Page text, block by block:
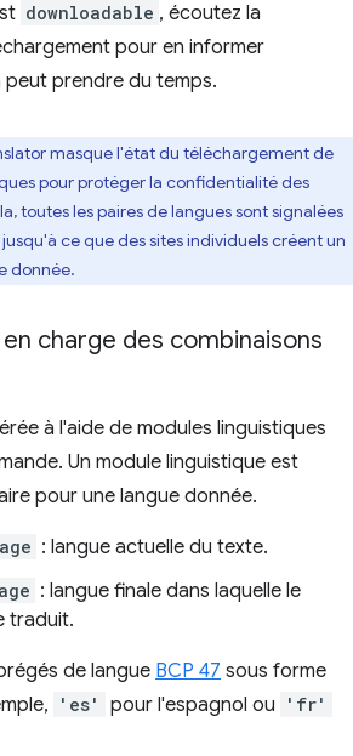
downloadable , écoutez la
pour en informer
peut prendre du temps.
masque l'état du téléchargement de
pour protéger la confidentialité des
toutes les paires de langues sont signalées
ce que des sites individuels créent un
donnée.
charge des combinaisons
à l'aide de modules linguistiques
Un module linguistique est
pour une langue donnée.
: langue actuelle du texte.
: langue finale dans laquelle le
traduit.
de langue BCP 47 sous forme
'es' pour l'espagnol ou 'fr'